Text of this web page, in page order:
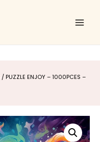
/ PUZZLE ENJOY – 1000PCES –